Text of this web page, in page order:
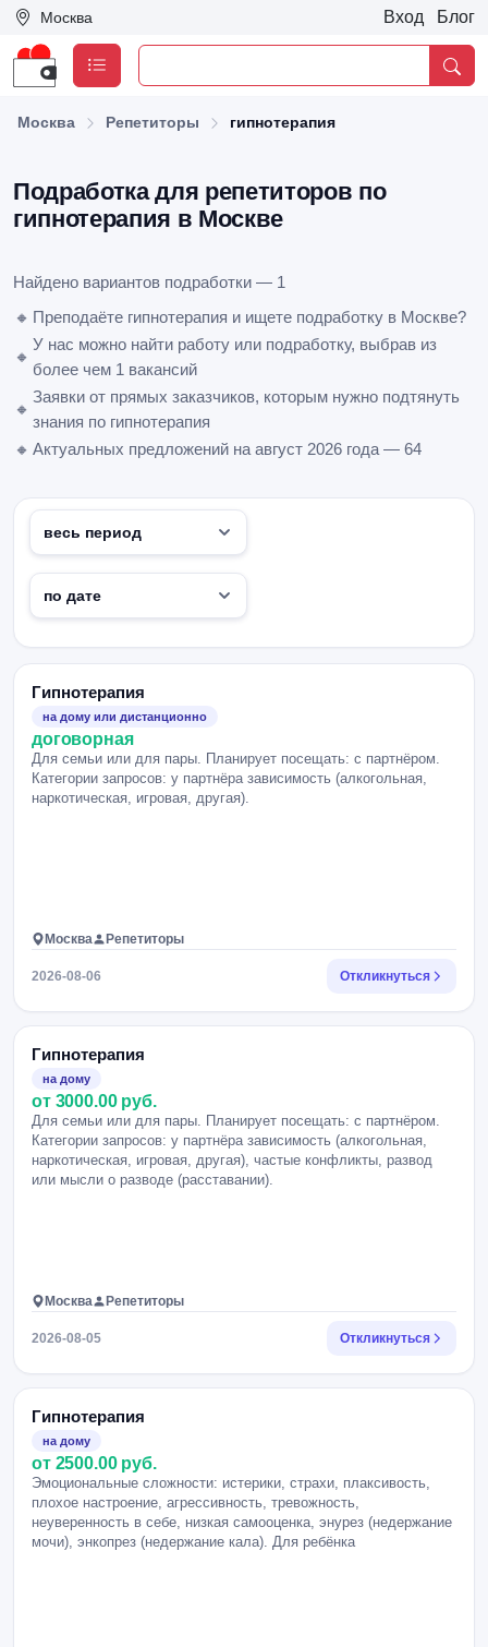
Москва Вход Блог
Москва Репетиторы гипнотерапия
Подработка для репетиторов по
гипнотерапия в Москве
Найдено вариантов подработки — 1
🔸 Преподаёте гипнотерапия и ищете подработку в Москве?
🔸
У нас можно найти работу или подработку, выбрав из
более чем 1 вакансий
🔸
Заявки от прямых заказчиков, которым нужно подтянуть
знания по гипнотерапия
🔸 Актуальных предложений на август 2026 года — 64
Гипнотерапия
на дому или дистанционно
договорная
Для семьи или для пары. Планирует посещать: с партнёром.
Категории запросов: у партнёра зависимость (алкогольная,
наркотическая, игровая, другая).
Москва Репетиторы
2026-08-06 Откликнуться
Гипнотерапия
на дому
от 3000.00 руб.
Для семьи или для пары. Планирует посещать: с партнёром.
Категории запросов: у партнёра зависимость (алкогольная,
наркотическая, игровая, другая), частые конфликты, развод
или мысли о разводе (расставании).
Москва Репетиторы
2026-08-05 Откликнуться
Гипнотерапия
на дому
от 2500.00 руб.
Эмоциональные сложности: истерики, страхи, плаксивость,
плохое настроение, агрессивность, тревожность,
неуверенность в себе, низкая самооценка, энурез (недержание
мочи), энкопрез (недержание кала). Для ребёнка